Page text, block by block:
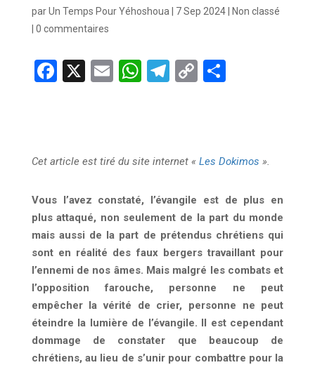
parUn Temps Pour Yéhoshoua 7 Sep 2024|
Non classé
0 commentaires
F
o
k
X E W
A
p
T
a
C
n
P
er
Cet article est tiré du site internet « Les Dokimos ».
Vous l’avez constaté, l’évangile est de plus en
plus attaqué, non seulement de la part du monde
mais aussi de la part de prétendus chrétiens qui
sont en réalité des faux bergers travaillant pour
l’ennemi de nos âmes. Mais malgré les combats et
l’opposition farouche, personne ne peut
empêcher la vérité de crier, personne ne peut
éteindre la lumière de l’évangile. Il est cependant
dommage de constater que beaucoup de
chrétiens, au lieu de s’unir pour combattre pour la